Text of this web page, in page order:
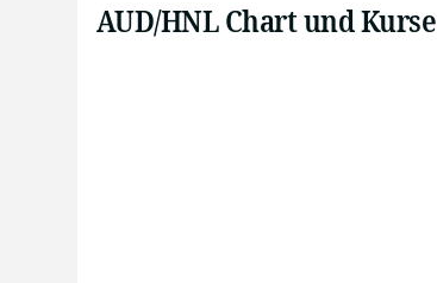
AUD/HNL Chart und Kurse